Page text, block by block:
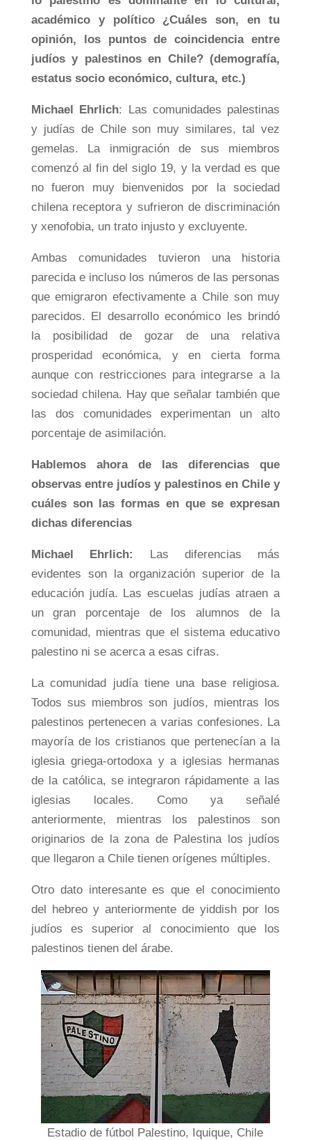
académico y político ¿Cuáles son, en tu
opinión, los puntos de coincidencia entre
judíos y palestinos en Chile? (demografía,
estatus socio económico, cultura, etc.)
Michael Ehrlich: Las comunidades palestinas
y judías de Chile son muy similares, tal vez
gemelas. La inmigración de sus miembros
comenzó al fin del siglo 19, y la verdad es que
no fueron muy bienvenidos por la sociedad
chilena receptora y sufrieron de discriminación
y xenofobia, un trato injusto y excluyente.
Ambas comunidades tuvieron una historia
parecida e incluso los números de las personas
que emigraron efectivamente a Chile son muy
parecidos. El desarrollo económico les brindó
la posibilidad de gozar de una relativa
prosperidad económica, y en cierta forma
aunque con restricciones para integrarse a la
sociedad chilena. Hay que señalar también que
las dos comunidades experimentan un alto
porcentaje de asimilación.
Hablemos ahora de las diferencias que
observas entre judíos y palestinos en Chile y
cuáles son las formas en que se expresan
dichas diferencias
Michael Ehrlich:
Las diferencias más
evidentes son la organización superior de la
educación judía. Las escuelas judías atraen a
un gran porcentaje de los alumnos de la
comunidad, mientras que el sistema educativo
palestino ni se acerca a esas cifras.
La comunidad judía tiene una base religiosa.
Todos sus miembros son judíos, mientras los
palestinos pertenecen a varias confesiones. La
mayoría de los cristianos que pertenecían a la
iglesia griega-ortodoxa y a iglesias hermanas
de la católica, se integraron rápidamente a las
iglesias locales. Como ya señalé
anteriormente, mientras los palestinos son
originarios de la zona de Palestina los judíos
que llegaron a Chile tienen orígenes múltiples.
Otro dato interesante es que el conocimiento
del hebreo y anteriormente de yiddish por los
judíos es superior al conocimiento que los
palestinos tienen del árabe.
Estadio de fútbol Palestino, Iquique, Chile